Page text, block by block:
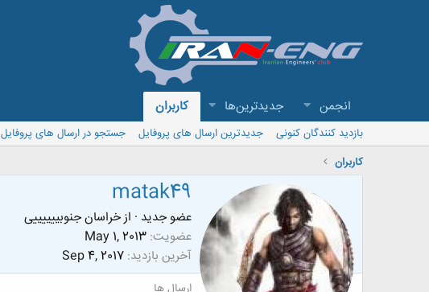
انجمن جدیدترین‌ها کاربران
بازدید کنندگان کنونی جدیدترین ارسال های پروفایل
جستجو در ارسال های پروفایل
کاربران
matak49
عضو جدید · ازخراسان جنوبییییییی
عضویت May 1, 2013
آخرین بازدید Sep 4, 2017